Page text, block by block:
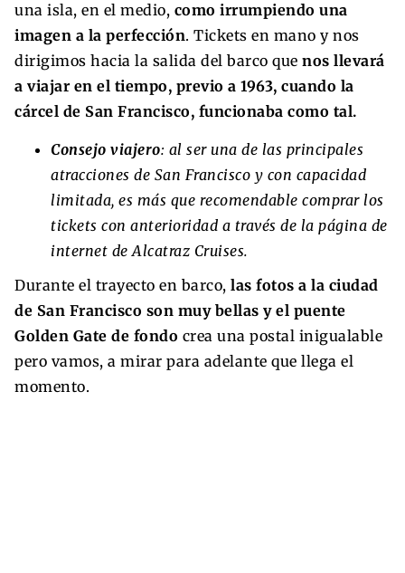
una isla, en el medio, como irrumpiendo una
imagen a la perfección. Tickets en mano y nos
dirigimos hacia la salida del barco que nos llevará
a viajar en el tiempo, previo a 1963, cuando la
cárcel de San Francisco, funcionaba como tal.
Consejo viajero: al ser una de las principales
atracciones de San Francisco y con capacidad
limitada, es más que recomendable comprar los
tickets con anterioridad a través de la página de
internet de Alcatraz Cruises.
Durante el trayecto en barco, las fotos a la ciudad
de San Francisco son muy bellas y el puente
Golden Gate de fondo crea una postal inigualable
pero vamos, a mirar para adelante que llega el
momento.